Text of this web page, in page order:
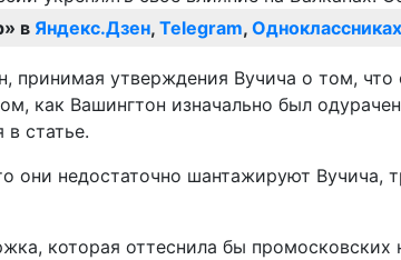
в Яндекс.Дзен, Telegram, Одноклассниках
принимая утверждения Вучича о том,
как Вашингтон изначально был
статье.
они недостаточно шантажируют Вучича,
которая оттеснила бы